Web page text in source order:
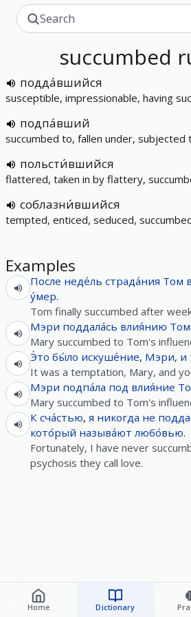
Home Dictionary
succumbed
подда́вшийся
susceptible, impressionable, having
подпа́вший
succumbed to, fallen under, subjected
польсти́вшийся
flattered, taken in by flattery,
соблазни́вшийся
tempted, enticed, seduced,
Examples
После неде́ль страда́ния Том
у́мер.
Tom finally succumbed after
Мэри поддала́сь влия́нию
Mary succumbed to Tom's
Э́то бы́ло искуше́ние, Мэри, и
It was a temptation, Mary, and
Мэри подпа́ла под влия́ние
Mary succumbed to Tom's
К сча́стью, я никогда не
кото́рый называ́ют любо́вью.
Fortunately, I have never
psychosis they call love.